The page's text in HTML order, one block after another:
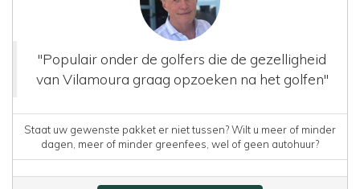
"Populair onder de golfers die de gezelligheid
van Vilamoura graag opzoeken na het golfen"
Staat uw gewenste pakket er niet tussen? Wilt u meer of minder
dagen, meer of minder greenfees, wel of geen autohuur?